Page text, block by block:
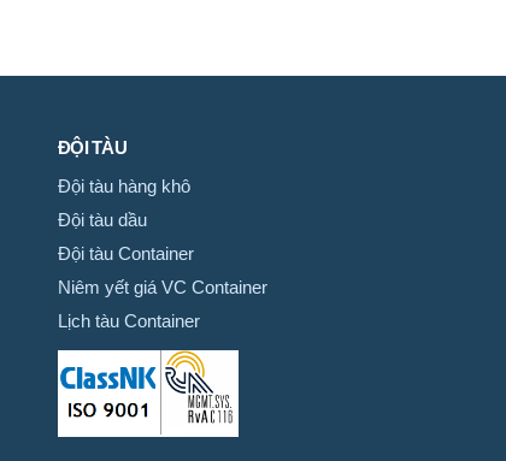
ĐỘI TÀU
Đội tàu hàng khô
Đội tàu dầu
Đội tàu Container
Niêm yết giá VC Container
Lịch tàu Container